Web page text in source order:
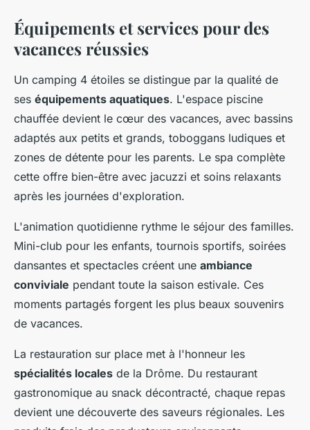
Équipements et services pour des
vacances réussies
Un camping 4 étoiles se distingue par la qualité de
ses équipements aquatiques. L'espace piscine
chauffée devient le cœur des vacances, avec bassins
adaptés aux petits et grands, toboggans ludiques et
zones de détente pour les parents. Le spa complète
cette offre bien-être avec jacuzzi et soins relaxants
après les journées d'exploration.
L'animation quotidienne rythme le séjour des familles.
Mini-club pour les enfants, tournois sportifs, soirées
dansantes et spectacles créent une ambiance
conviviale pendant toute la saison estivale. Ces
moments partagés forgent les plus beaux souvenirs
de vacances.
La restauration sur place met à l'honneur les
spécialités locales de la Drôme. Du restaurant
gastronomique au snack décontracté, chaque repas
devient une découverte des saveurs régionales. Les